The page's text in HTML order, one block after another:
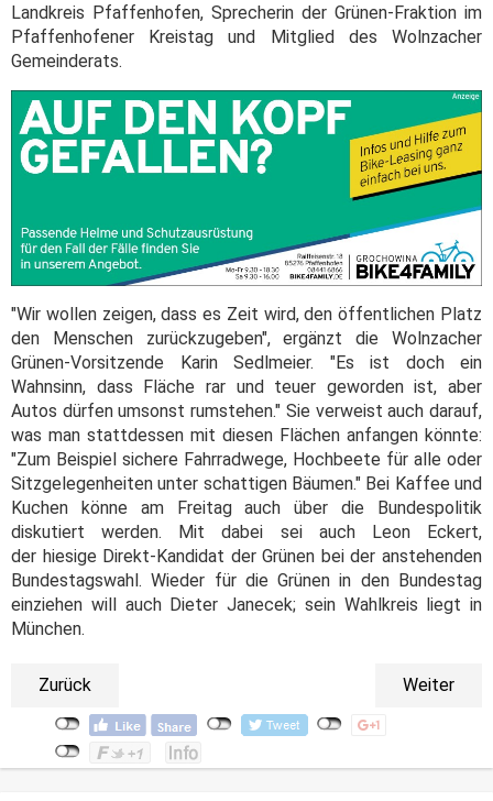
Landkreis Pfaffenhofen, Sprecherin der Grünen-Fraktion im
Pfaffenhofener Kreistag und Mitglied des Wolnzacher
Gemeinderats.
"Wir wollen zeigen, dass es Zeit wird, den öffentlichen Platz
den Menschen zurückzugeben", ergänzt die Wolnzacher
Grünen-Vorsitzende Karin Sedlmeier. "Es ist doch ein
Wahnsinn, dass Fläche rar und teuer geworden ist, aber
Autos dürfen umsonst rumstehen." Sie verweist auch darauf,
was man stattdessen mit diesen Flächen anfangen könnte:
"Zum Beispiel sichere Fahrradwege, Hochbeete für alle oder
Sitzgelegenheiten unter schattigen Bäumen." Bei Kaffee und
Kuchen könne am Freitag auch über die Bundespolitik
diskutiert werden. Mit dabei sei auch Leon Eckert,
der hiesige Direkt-Kandidat der Grünen bei der anstehenden
Bundestagswahl. Wieder für die Grünen in den Bundestag
einziehen will auch Dieter Janecek; sein Wahlkreis liegt in
München.
Zurück Weiter